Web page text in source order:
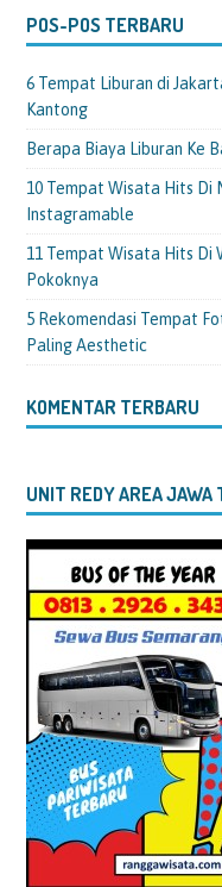
POS-POS TERBARU
6 Tempat Liburan di
Kantong
Berapa Biaya Liburan Ke
10 Tempat Wisata Hits Di
Instagramable
11 Tempat Wisata Hits Di
Pokoknya
5 Rekomendasi Tempat
Paling Aesthetic
KOMENTAR TERBARU
UNIT REDY AREA JAWA